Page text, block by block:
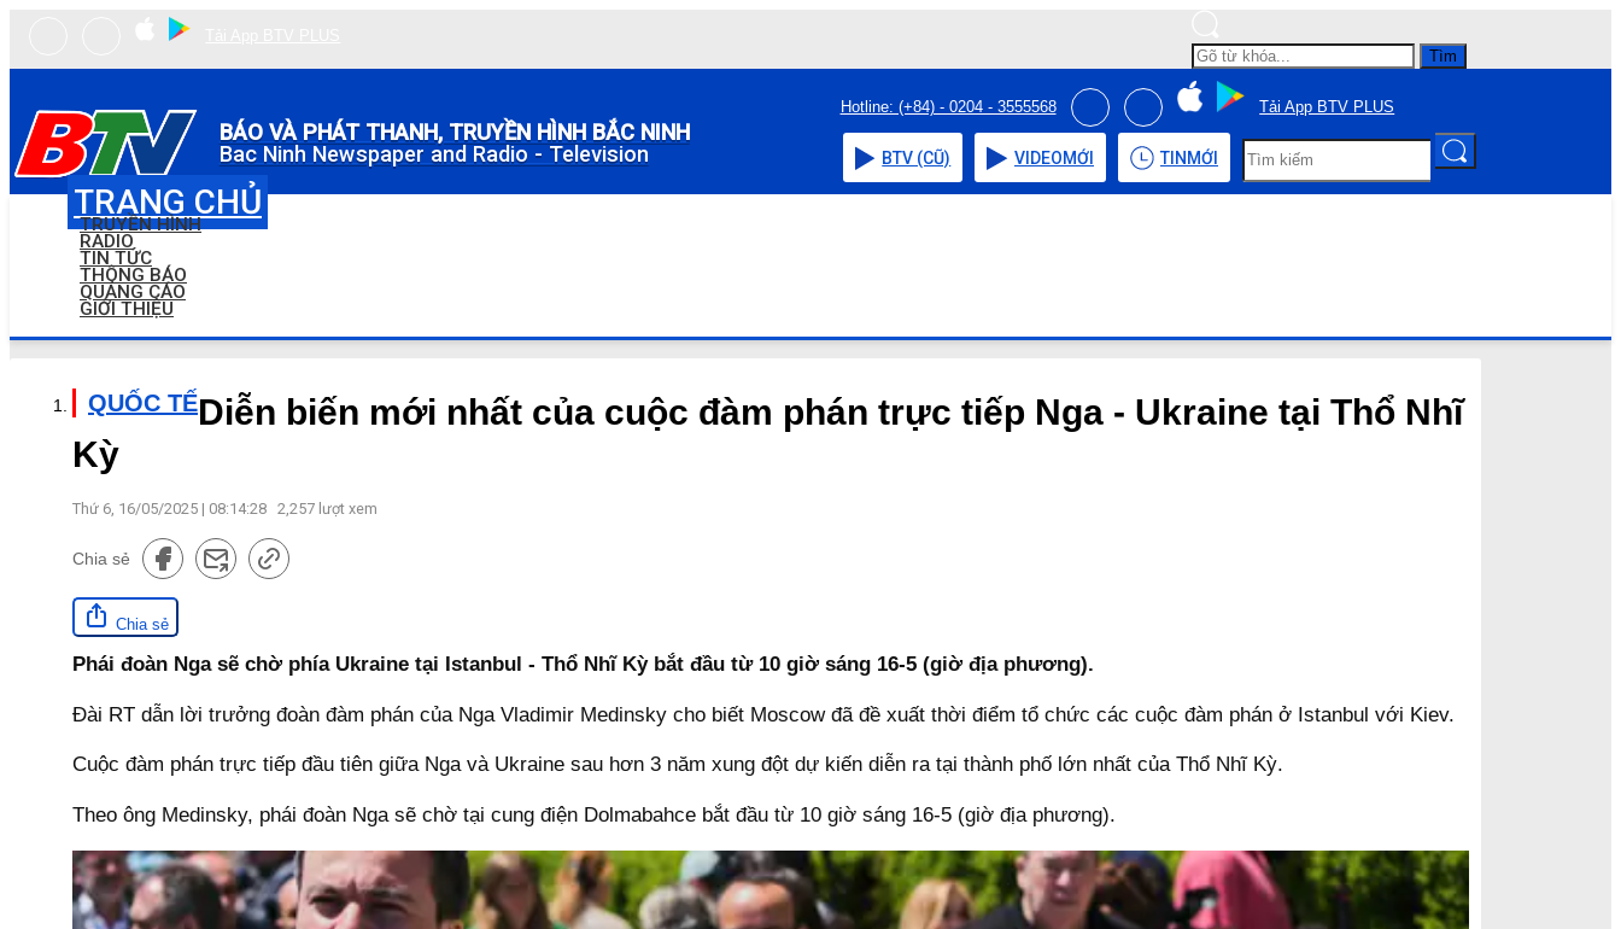
Tìm
BÁO VÀ PHÁT THANH, TRUYỀN HÌNH BẮC NINH
Bac Ninh Newspaper and Radio - Television
Hotline: (+84) - 0204 - 3555568 Tải App BTV PLUS
BTV (CŨ) VIDEOMỚI TIN MỚI
TRANG CHỦ
TRUYỀN HÌNH
RADIO
TIN TỨC
THÔNG BÁO
QUẢNG CÁO
GIỚI THIỆU
QUỐC TẾDiễn biến mới nhất của cuộc đàm phán trực tiếp Nga - Ukraine tại Thổ Nhĩ
Kỳ
Thứ 6, 16/05/2025 | 08:14:28 2,257 lượt xem
Chia sẻ
Chia sẻ
Phái đoàn Nga sẽ chờ phía Ukraine tại Istanbul - Thổ Nhĩ Kỳ bắt đầu từ 10 giờ sáng 16-5 (giờ địa phương).
Đài RT dẫn lời trưởng đoàn đàm phán của Nga Vladimir Medinsky cho biết Moscow đã đề xuất thời điểm tổ chức các cuộc đàm phán ở Istanbul với Kiev.
Cuộc đàm phán trực tiếp đầu tiên giữa Nga và Ukraine sau hơn 3 năm xung đột dự kiến diễn ra tại thành phố lớn nhất của Thổ Nhĩ Kỳ.
Theo ông Medinsky, phái đoàn Nga sẽ chờ tại cung điện Dolmabahce bắt đầu từ 10 giờ sáng 16-5 (giờ địa phương).